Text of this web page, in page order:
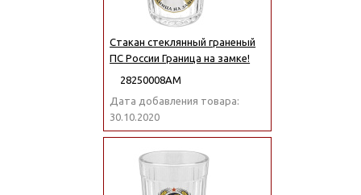
Стакан стеклянный граненый
ПС России Граница на замке!
28250008АМ
Дата добавления товара:
30.10.2020